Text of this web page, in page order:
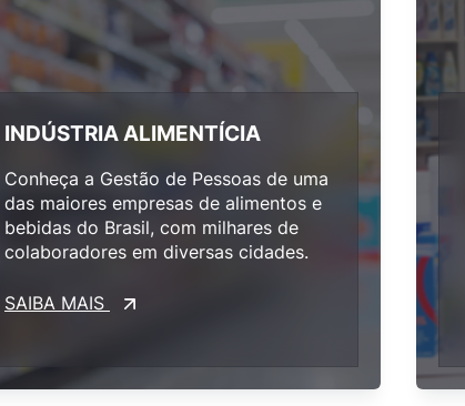
INDÚSTRIA ALIMENTÍCIA
Conheça a Gestão de Pessoas de uma
das maiores empresas de alimentos e
bebidas do Brasil, com milhares de
colaboradores em diversas cidades.
SAIBA MAIS